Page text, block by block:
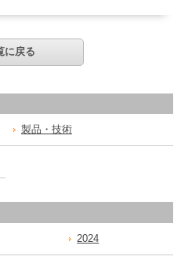
に戻る
製品・技術
2024